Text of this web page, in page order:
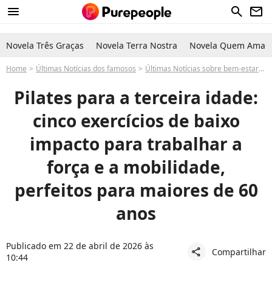
menu search newsletter
Novela Três Graças Novela Terra Nostra Novela Quem Ama
Home Últimas Notícias dos famosos Últimas Notícias sobre bem-estar-
Pilates para a terceira idade:
cinco exercícios de baixo
impacto para trabalhar a
força e a mobilidade,
perfeitos para maiores de 60
anos
Publicado em 22 de abril de 2026 às
10:44
share Compartilhar